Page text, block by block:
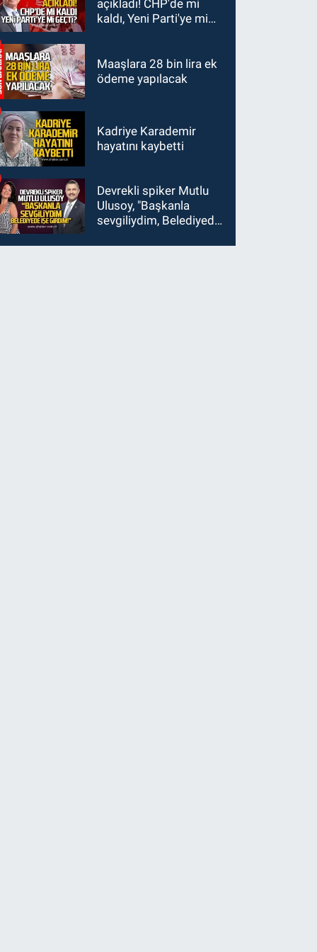
açıkladı! CHP'de mi
kaldı, Yeni Parti'ye mi
Maaşlara 28 bin lira ek
ödeme yapılacak
Kadriye Karademir
hayatını kaybetti
Devrekli spiker Mutlu
Ulusoy, "Başkanla
sevgiliydim, Belediyede